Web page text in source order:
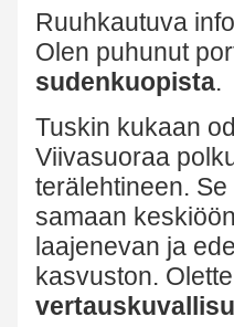
Ruuhkautuva
Olen puhunut
sudenkuopista.
Tuskin kukaan
Viivasuoraa
terälehtineen.
samaan
laajenevan ja
kasvuston.